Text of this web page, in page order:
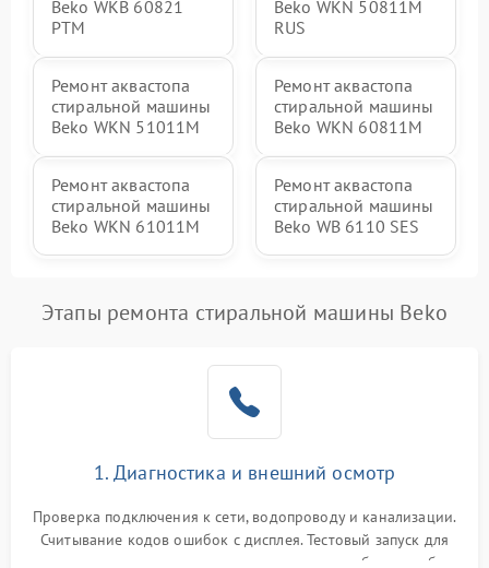
Beko WKB 60821
PTМ
Beko WKN 50811M
RUS
Ремонт аквастопа
стиральной машины
Beko WKN 51011M
Ремонт аквастопа
стиральной машины
Beko WKN 60811M
Ремонт аквастопа
стиральной машины
Beko WKN 61011M
Ремонт аквастопа
стиральной машины
Beko WB 6110 SES
Этапы ремонта стиральной машины Beko
1. Диагностика и внешний осмотр
Проверка подключения к сети, водопроводу и канализации.
Считывание кодов ошибок с дисплея. Тестовый запуск для
выявления посторонних шумов, протечек или сбоев в работе